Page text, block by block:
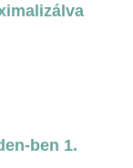
ben 1.